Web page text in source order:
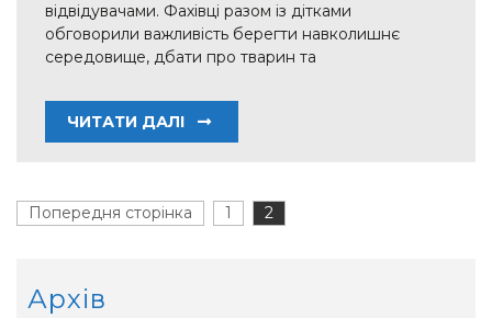
відвідувачами. Фахівці разом із дітками
обговорили важливість берегти навколишнє
середовище, дбати про тварин та
ЧИТАТИ ДАЛІ
Пагінація
Попередня сторінка Page
1 2
Архів